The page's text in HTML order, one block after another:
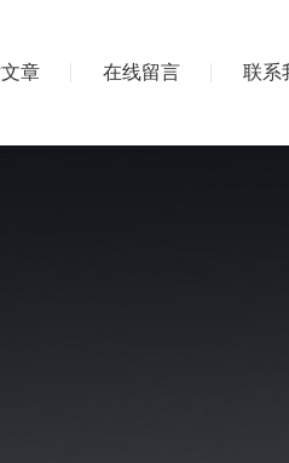
章 在线留言 联系